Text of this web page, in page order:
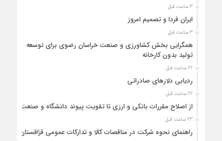
3 ساعت قبل
ایران فردا و تصمیم امروز
3 ساعت قبل
همگرایی بخش کشاورزی و صنعت خراسان رضوی برای توسعه
تولید بدون کارخانه
22 ساعت قبل
ردیابی دلارهای صادراتی
22 ساعت قبل
از اصلاح مقررات بانکی و ارزی تا تقویت پیوند دانشگاه و صنعت
23 ساعت قبل
راهنمای نحوه شرکت در مناقصات کالا و تدارکات عمومی قزاقستان